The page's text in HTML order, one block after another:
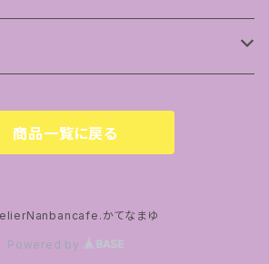
商品一覧に戻る
かてなまゆ
Powered by